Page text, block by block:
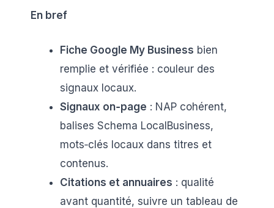
En bref
Fiche Google My Business bien
remplie et vérifiée : couleur des
signaux locaux.
Signaux on‑page : NAP cohérent,
balises Schema LocalBusiness,
mots‑clés locaux dans titres et
contenus.
Citations et annuaires : qualité
avant quantité, suivre un tableau de